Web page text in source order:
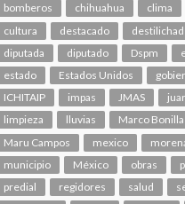
bomberos
chihuahua clima
cultura
destacado
diputada
diputado Dspm
estado
Estados Unidos
ICHITAIP
impas JMAS
limpieza
lluvias
Marco Bonilla
Maru Campos
mexico
municipio
México obras
predial
regidores salud